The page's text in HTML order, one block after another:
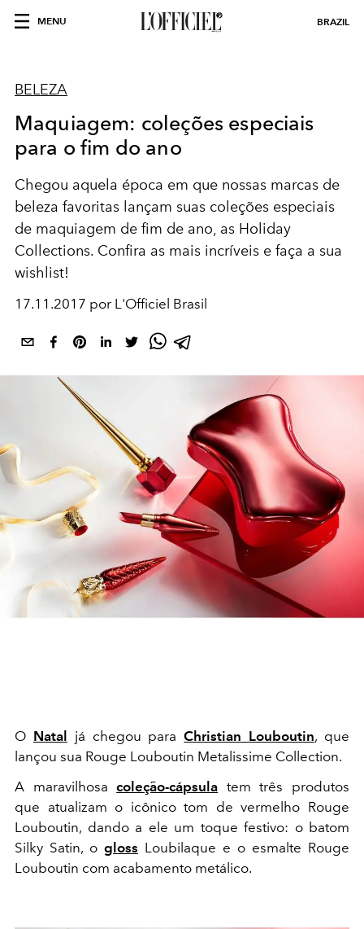
MENU BRAZIL
BELEZA
Maquiagem: coleções especiais
para o fim do ano
Chegou aquela época em que nossas marcas de
beleza favoritas lançam suas coleções especiais
de maquiagem de fim de ano, as Holiday
Collections. Confira as mais incríveis e faça a sua
wishlist!
17.11.2017 por L'Officiel Brasil
O Natal já chegou paraChristian Louboutin, que
lançou sua Rouge Louboutin Metalissime Collection.
A maravilhosacoleção-cápsula tem três produtos
que atualizam o icônico tom de vermelho Rouge
Louboutin, dando a ele um toque festivo: o batom
Silky Satin, o gloss Loubilaque e o esmalte Rouge
Louboutin com acabamento metálico.